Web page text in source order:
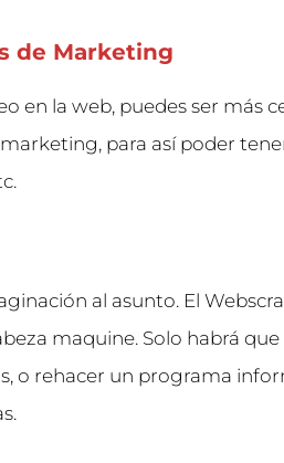
de Marketing
en la web, puedes ser más
para así poder
al asunto. El
maquine. Solo habrá
o rehacer un programa